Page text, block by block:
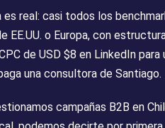
es real: casi todos los
EE.UU. o Europa, con
de USD $8 en LinkedIn
una consultora de Santiago.
campañas B2B en